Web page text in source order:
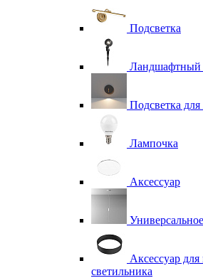
Подсветка
Ландшафтный
Подсветка для
Лампочка
Аксессуар
Аксессуар для
светильника